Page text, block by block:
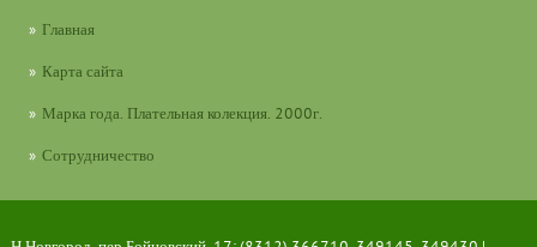
Главная
Карта сайта
Марка года. Плательная колекция. 2000г.
Сотрудничество